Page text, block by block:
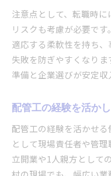
注意点として、転職時
リスクも考慮が必要で
適応する柔軟性を持ち、
失敗を防ぎやすくなり
準備と企業選びが安定収
配管工の経験を活か
配管工の経験を活かせ
として現場責任者や管
立開業や1人親方として